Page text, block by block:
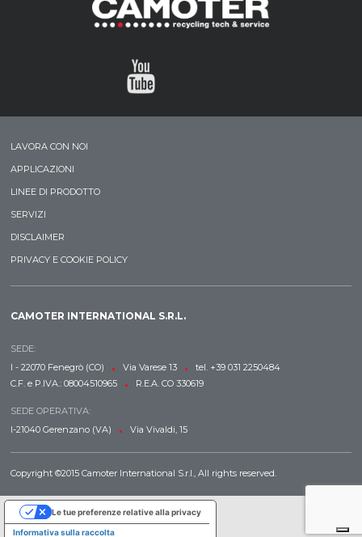
LAVORA CON NOI
APPLICAZIONI
LINEE DI PRODOTTO
SERVIZI
DISCLAIMER
PRIVACY E COOKIE POLICY
CAMOTER INTERNATIONAL S.R.L.
SEDE:
I - 22070 Fenegrò (CO)
• Via Varese 13 •
tel. +39 031 2250484
C.F. e P.IVA.: 08004510965
• R.E.A. CO 330619
SEDE OPERATIVA:
I-21040 Gerenzano (VA)
• Via Vivaldi, 15
Copyright ©2015 Camoter International S.r.l., All rights reserved.
Informativa sulla raccolta
Le tue preferenze relative alla privacy